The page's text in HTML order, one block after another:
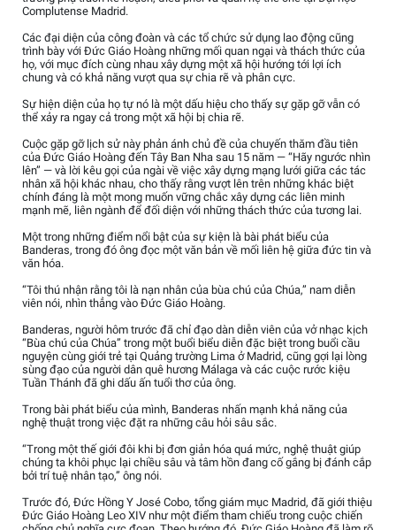
Complutense Madrid.
Các đại diện của công đoàn và các tổ chức sử dụng lao động cũng
trình bày với Đức Giáo Hoàng những mối quan ngại và thách thức của
họ, với mục đích cùng nhau xây dựng một xã hội hướng tới lợi ích
chung và có khả năng vượt qua sự chia rẽ và phân cực.
Sự hiện diện của họ tự nó là một dấu hiệu cho thấy sự gặp gỡ vẫn có
thể xảy ra ngay cả trong một xã hội bị chia rẽ.
Cuộc gặp gỡ lịch sử này phản ánh chủ đề của chuyến thăm đầu tiên
của Đức Giáo Hoàng đến Tây Ban Nha sau 15 năm — “Hãy ngước nhìn
lên” — và lời kêu gọi của ngài về việc xây dựng mạng lưới giữa các tác
nhân xã hội khác nhau, cho thấy rằng vượt lên trên những khác biệt
chính đáng là một mong muốn vững chắc xây dựng các liên minh
mạnh mẽ, liên ngành để đối diện với những thách thức của tương lai.
Một trong những điểm nổi bật của sự kiện là bài phát biểu của
Banderas, trong đó ông đọc một văn bản về mối liên hệ giữa đức tin và
văn hóa.
“Tôi thú nhận rằng tôi là nạn nhân của bùa chú của Chúa,” nam diễn
viên nói, nhìn thẳng vào Đức Giáo Hoàng.
Banderas, người hôm trước đã chỉ đạo dàn diễn viên của vở nhạc kịch
“Bùa chú của Chúa” trong một buổi biểu diễn đặc biệt trong buổi cầu
nguyện cùng giới trẻ tại Quảng trường Lima ở Madrid, cũng gợi lại lòng
sùng đạo của người dân quê hương Málaga và các cuộc rước kiệu
Tuần Thánh đã ghi dấu ấn tuổi thơ của ông.
Trong bài phát biểu của mình, Banderas nhấn mạnh khả năng của
nghệ thuật trong việc đặt ra những câu hỏi sâu sắc.
“Trong một thế giới đôi khi bị đơn giản hóa quá mức, nghệ thuật giúp
chúng ta khôi phục lại chiều sâu và tâm hồn đang cố gắng bị đánh cắp
bởi trí tuệ nhân tạo,” ông nói.
Trước đó, Đức Hồng Y José Cobo, tổng giám mục Madrid, đã giới thiệu
Đức Giáo Hoàng Leo XIV như một điểm tham chiếu trong cuộc chiến